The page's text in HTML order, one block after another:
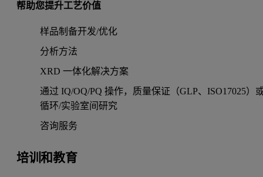
帮助您提升工艺价值
样品制备开发/优化
分析方法
XRD 一体化解决方案
通过 IQ/OQ/PQ 操作，质量保证（GLP、ISO17025）
循环/实验室间研究
咨询服务
培训和教育